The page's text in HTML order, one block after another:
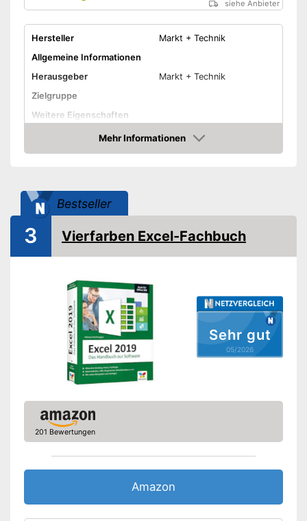
siehe Anbieter
Hersteller
Markt + Technik
Allgemeine Informationen
Herausgeber
Markt + Technik
Zielgruppe
Weitere Eigenschaften
5.2 x 17 x 24.3 cm
Amazon Lieferzeit
siehe Anbieter
Mehr Informationen
Amazon
Bestseller
Sehr gut
05/2026
3 Vierfarben Excel-Fachbuch
201 Bewertungen
Amazon